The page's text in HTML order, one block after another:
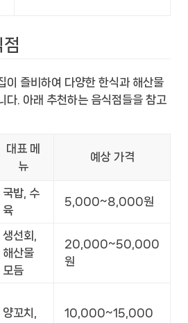
이 즐비하여 다양한 한식과 해산물
다. 아래 추천하는 음식점들을 참고
대표 메
뉴
예상 가격
국밥, 수
육
5,000~8,000원
생선회,
해산물
모듬
20,000~50,000
원
양꼬치,
10,000~15,000